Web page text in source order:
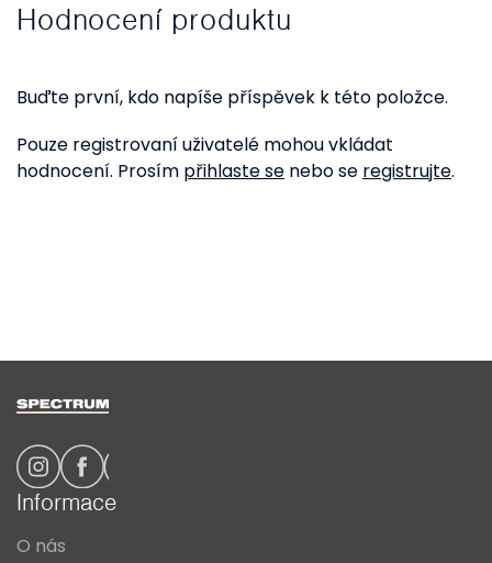
Hodnocení produktu
Buďte první, kdo napíše příspěvek k této položce.
Pouze registrovaní uživatelé mohou vkládat
hodnocení. Prosím přihlaste se nebo se registrujte.
Informace
O nás